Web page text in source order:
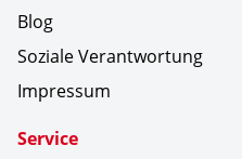
Blog
Soziale Verantwortung
Impressum
Service